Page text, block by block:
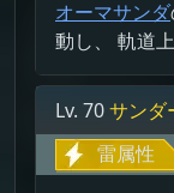
オーマサンダ
動し、 軌道
Lv. 70サンダ
雷属性